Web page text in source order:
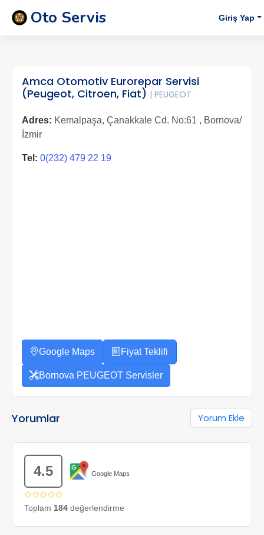
Oto Servis Giriş Yap
Amca Otomotiv Eurorepar Servisi
(Peugeot, Citroen, Fiat) | PEUGEOT
Adres: Kemalpaşa, Çanakkale Cd. No:61 , Bornova/
İzmir
Tel: 0(232) 479 22 19
Google Maps Fiyat Teklifi
Bornova PEUGEOT Servisler
Yorumlar Yorum Ekle
4.5 Google Maps
✩✩✩✩✩
Toplam 184 değerlendirme